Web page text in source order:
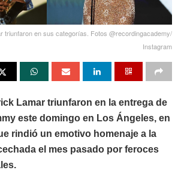
triunfaron en sus categorías. Fotos @recordingacademy/
Instagram
Lamar triunfaron en la entrega de
este domingo en Los Ángeles, en
rindió un emotivo homenaje a la
el mes pasado por feroces